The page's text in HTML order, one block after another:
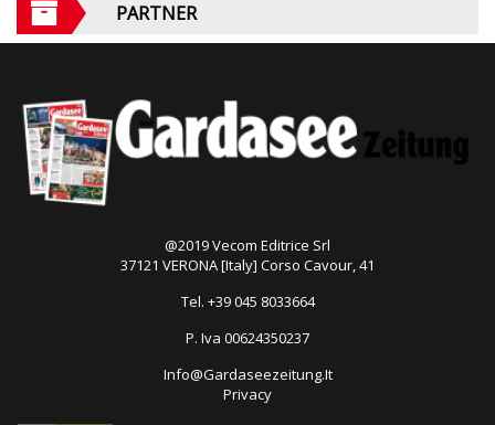
PARTNER
@2019 Vecom Editrice Srl
37121 VERONA [Italy] Corso Cavour, 41
Tel. +39 045 8033664
P. Iva 00624350237
Info@Gardaseezeitung.It
Privacy